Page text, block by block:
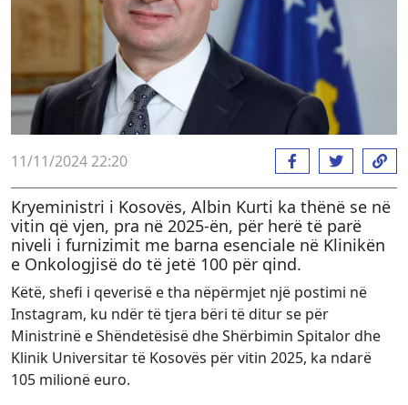
11/11/2024 22:20
Kryeministri i Kosovës, Albin Kurti ka thënë se në
vitin që vjen, pra në 2025-ën, për herë të parë
niveli i furnizimit me barna esenciale në Klinikën
e Onkologjisë do të jetë 100 për qind.
Këtë, shefi i qeverisë e tha nëpërmjet një postimi në
Instagram, ku ndër të tjera bëri të ditur se për
Ministrinë e Shëndetësisë dhe Shërbimin Spitalor dhe
Klinik Universitar të Kosovës për vitin 2025, ka ndarë
105 milionë euro.